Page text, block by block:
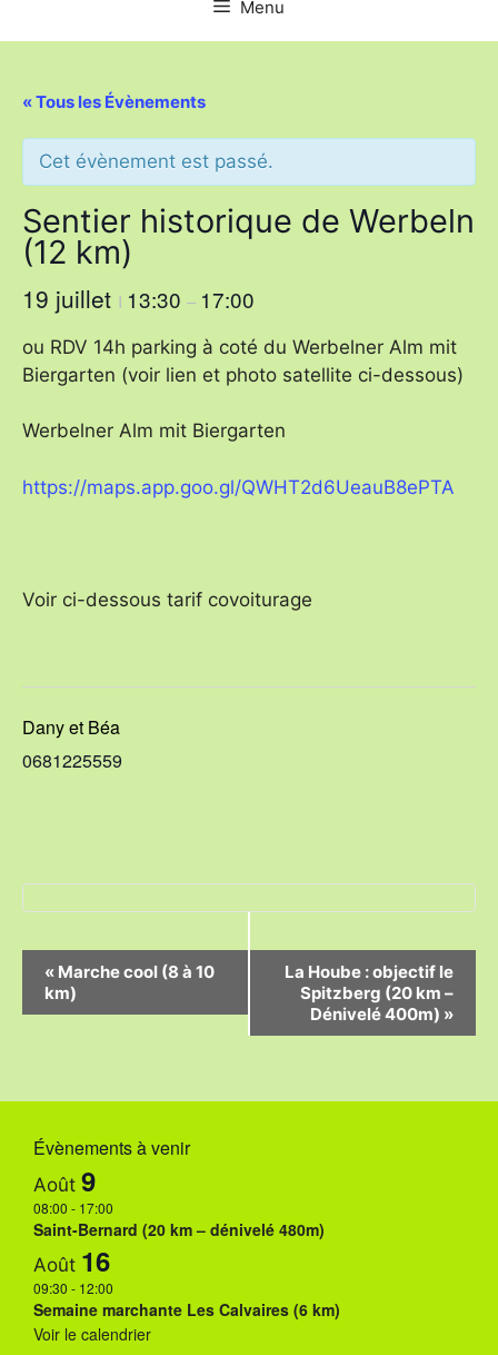
Menu
« Tous les Évènements
Cet évènement est passé.
Sentier historique de Werbeln
(12 km)
19 juillet I 13:30 – 17:00
ou RDV 14h parking à coté du Werbelner Alm mit
Biergarten (voir lien et photo satellite ci-dessous)
Werbelner Alm mit Biergarten
https://maps.app.goo.gl/QWHT2d6UeauB8ePTA
Voir ci-dessous tarif covoiturage
Dany et Béa
0681225559
a
a
o
n
É
« Marche cool (8 à 10
km)
La Hoube : objectif le
Spitzberg (20 km –
Dénivelé 400m) »
Évènements à venir
Août 9
08:00 - 17:00
Saint-Bernard (20 km – dénivelé 480m)
Août 16
09:30 - 12:00
Semaine marchante Les Calvaires (6 km)
Voir le calendrier